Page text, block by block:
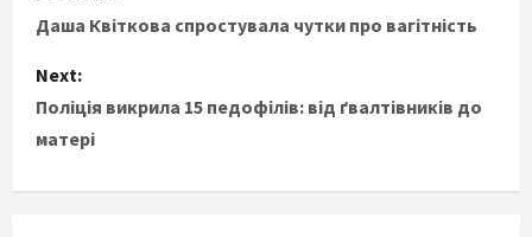
o
s
t
n
Даша Квіткова спростувала чутки про вагітність
Next:
Поліція викрила 15 педофілів: від ґвалтівників до
матері